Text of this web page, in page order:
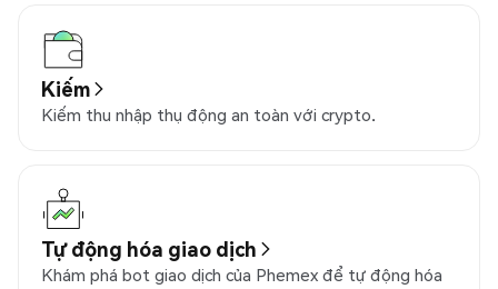
Kiếm
Kiếm thu nhập thụ động an toàn với crypto.
Tự động hóa giao dịch
Khám phá bot giao dịch của Phemex để tự động hóa